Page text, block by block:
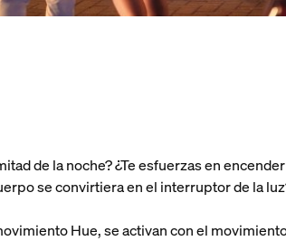
de la noche? ¿Te esfuerzas en
se convirtiera en el interruptor de la
Hue, se activan con el